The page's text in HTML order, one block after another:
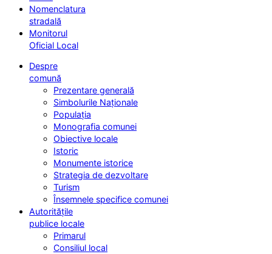
Nomenclatura
stradală
Monitorul
Oficial Local
Despre
comună
Prezentare generală
Simbolurile Naționale
Populația
Monografia comunei
Obiective locale
Istoric
Monumente istorice
Strategia de dezvoltare
Turism
Însemnele specifice comunei
Autoritățile
publice locale
Primarul
Consiliul local